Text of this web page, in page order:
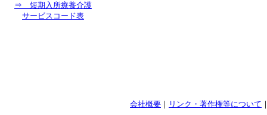
⇒ 短期入所療養介護
サービスコード表
会社概要 ｜ リンク・著作権等について